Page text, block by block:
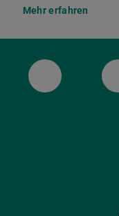
Mehr erfahren
ULB Bluesky